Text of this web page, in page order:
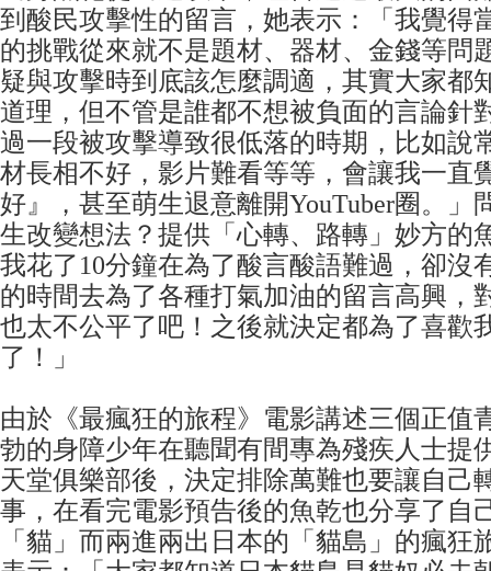
到酸民攻擊性的留言，她表示：「我覺得
的挑戰從來就不是題材、器材、金錢等問
疑與攻擊時到底該怎麼調適，其實大家都
道理，但不管是誰都不想被負面的言論針
過一段被攻擊導致很低落的時期，比如說
材長相不好，影片難看等等，會讓我一直
好』，甚至萌生退意離開YouTuber圈。」
生改變想法？提供「心轉、路轉」妙方的
我花了10分鐘在為了酸言酸語難過，卻沒
的時間去為了各種打氣加油的留言高興，
也太不公平了吧！之後就決定都為了喜歡
了！」
由於《最瘋狂的旅程》電影講述三個正值
勃的身障少年在聽聞有間專為殘疾人士提
天堂俱樂部後，決定排除萬難也要讓自己
事，在看完電影預告後的魚乾也分享了自
「貓」而兩進兩出日本的「貓島」的瘋狂